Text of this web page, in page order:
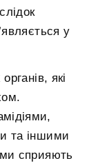
у
які
та іншими
сприяють